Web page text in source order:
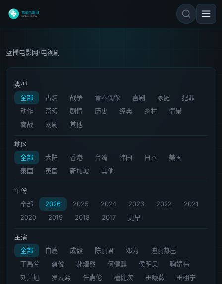
蓝播电影网/电视剧
类型
全部
古装 战争 青春偶像 喜剧 家庭
犯罪
动作
奇幻 剧情 历史 经典 乡村
情景
商战
网剧 其他
地区
全部
大陆 香港 台湾 韩国 日本
美国
泰国
英国 新加坡 其他
年份
全部
2026 2025 2024 2023 2022
2021
2020
2019 2018 2017 更早
主演
全部
白鹿 成毅 陈丽君 邓为
迪丽热巴
丁禹兮
龚俊 郝熠然 何健麒 侯明昊
鞠婧祎
刘萧旭
罗云熙 任嘉伦 檀健次 田曦薇
田栩宁